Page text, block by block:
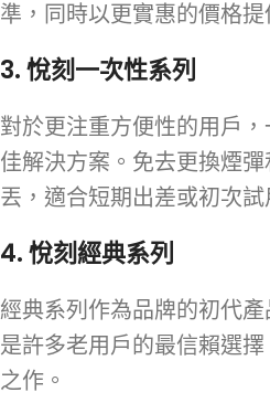
準，同時以更實惠的價格提
3.悅刻一次性系列
對於更注重方便性的用戶
佳解決方案。免去更換煙
丟，適合短期出差或初次試
4.悅刻經典系列
經典系列作為品牌的初代產
是許多老用戶的最信賴選
之作。